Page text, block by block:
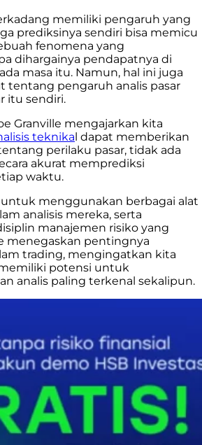
memiliki pengaruh yang
prediksinya sendiri bisa memicu
fenomena yang
dihargainya pendapatnya di
masa itu. Namun, hal ini juga
tentang pengaruh analis pasar
itu sendiri.
Granville mengajarkan kita
teknikal dapat memberikan
perilaku pasar, tidak ada
akurat memprediksi
waktu.
menggunakan berbagai alat
analisis mereka, serta
manajemen risiko yang
menegaskan pentingnya
trading, mengingatkan kita
potensi untuk
analis paling terkenal sekalipun.